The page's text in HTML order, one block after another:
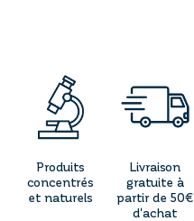
Produits
concentrés
et naturels
Livraison
gratuite à
partir de 50€
d'achat